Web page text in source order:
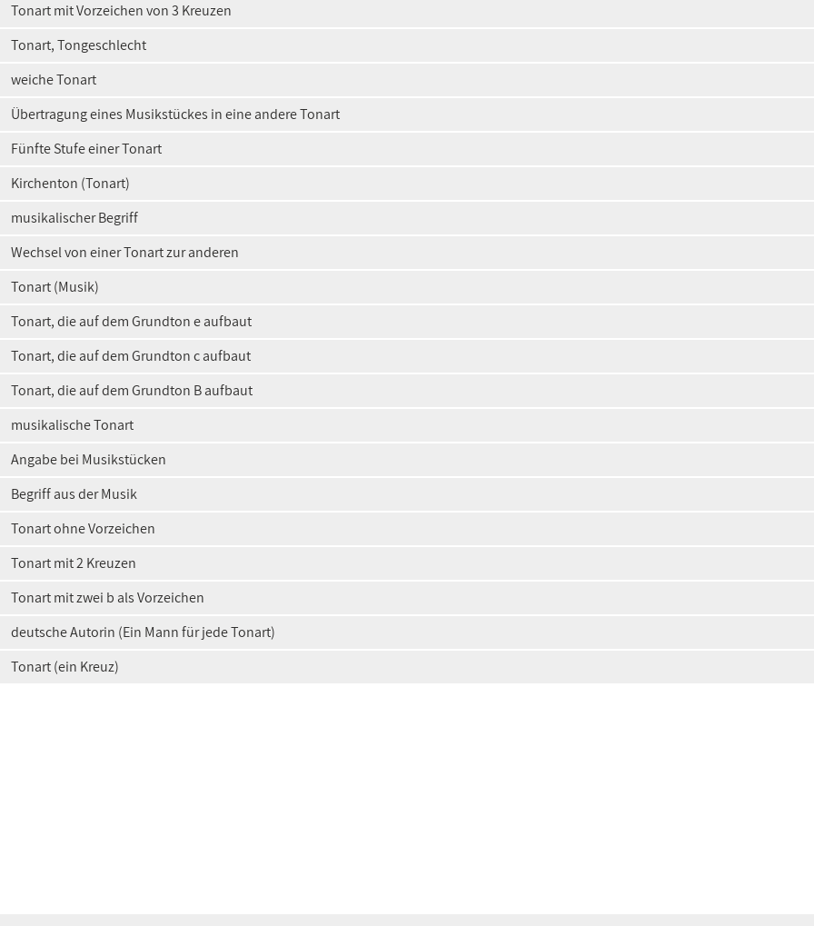
Tonart mit Vorzeichen von 3 Kreuzen
Tonart, Tongeschlecht
weiche Tonart
Übertragung eines Musikstückes in eine andere Tonart
Fünfte Stufe einer Tonart
Kirchenton (Tonart)
musikalischer Begriff
Wechsel von einer Tonart zur anderen
Tonart (Musik)
Tonart, die auf dem Grundton e aufbaut
Tonart, die auf dem Grundton c aufbaut
Tonart, die auf dem Grundton B aufbaut
musikalische Tonart
Angabe bei Musikstücken
Begriff aus der Musik
Tonart ohne Vorzeichen
Tonart mit 2 Kreuzen
Tonart mit zwei b als Vorzeichen
deutsche Autorin (Ein Mann für jede Tonart)
Tonart (ein Kreuz)